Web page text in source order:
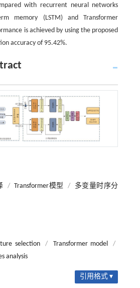
with recurrent neural networks
memory (LSTM) and Transformer
is achieved by using the proposed
accuracy of 95.42%.
/ Transformer模型 /
多变量时序分
selection / Transformer model
/
analysis
引用格式 ▾